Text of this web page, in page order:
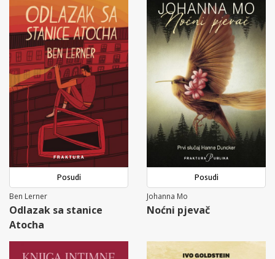
Posudi
Ben Lerner
Odlazak sa stanice
Atocha
Posudi
Johanna Mo
Noćni pjevač